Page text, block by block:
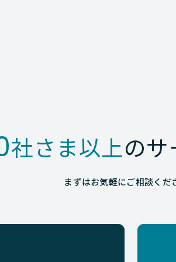
社さま以上の
まずはお気軽にご相談くだ